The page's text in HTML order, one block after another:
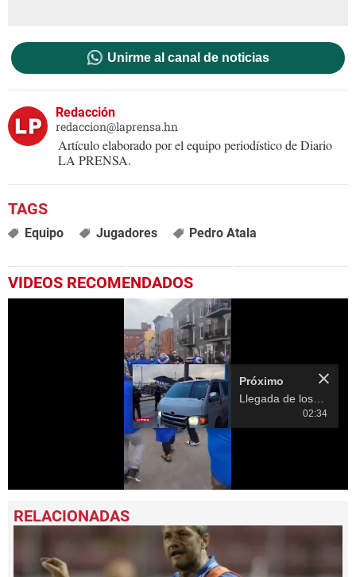
Unirme al canal de noticias
Redacción
redaccion@laprensa.hn
Artículo elaborado por el equipo periodístico de Diario
LA PRENSA.
Equipo Jugadores Pedro Atala
VIDEOS RECOMENDADOS
seconds
of
Próximo
02:34